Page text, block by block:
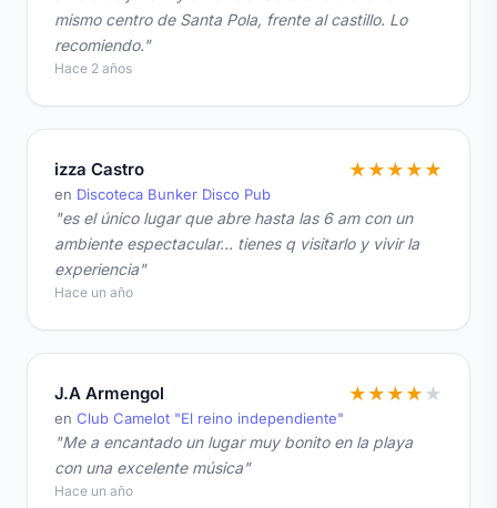
mismo centro de Santa Pola, frente al castillo. Lo
recomiendo."
Hace 2 años
izza Castro
en Discoteca Bunker Disco Pub
★ ★ ★ ★ ★
"es el único lugar que abre hasta las 6 am con un
ambiente espectacular… tienes q visitarlo y vivir la
experiencia"
Hace un año
J.A Armengol
en Club Camelot "El reino independiente"
★ ★ ★ ★ ★
"Me a encantado un lugar muy bonito en la playa
con una excelente música"
Hace un año